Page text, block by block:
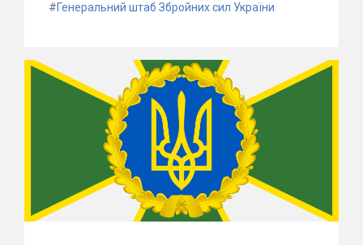
#Генеральний штаб Збройних сил України